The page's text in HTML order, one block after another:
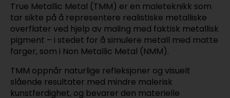
True Metallic Metal (TMM) er en maleteknikk som
tar sikte på å representere realistiske metalliske
overflater ved hjelp av maling med faktisk metallisk
pigment – i stedet for å simulere metall med matte
farger, som i Non Metallic Metal (NMM).
TMM oppnår naturlige refleksjoner og visuelt
slående resultater med mindre malerisk
kunstferdighet, og bevarer den materielle